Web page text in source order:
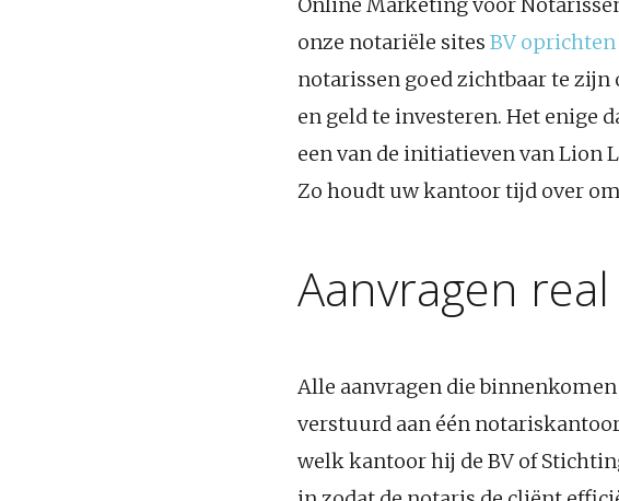
onze notariële sites BV oprichten
notarissen goed zichtbaar te
en geld te investeren. Het enige
een van de initiatieven van Lion
Zo houdt uw kantoor tijd over
Aanvragen
Alle aanvragen die
verstuurd aan één
welk kantoor hij de BV of